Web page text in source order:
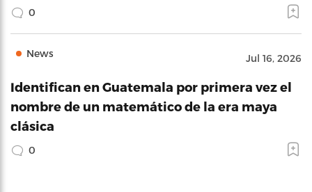
0
News Jul 16, 2026
Identifican en Guatemala por primera vez el
nombre de un matemático de la era maya
clásica
0